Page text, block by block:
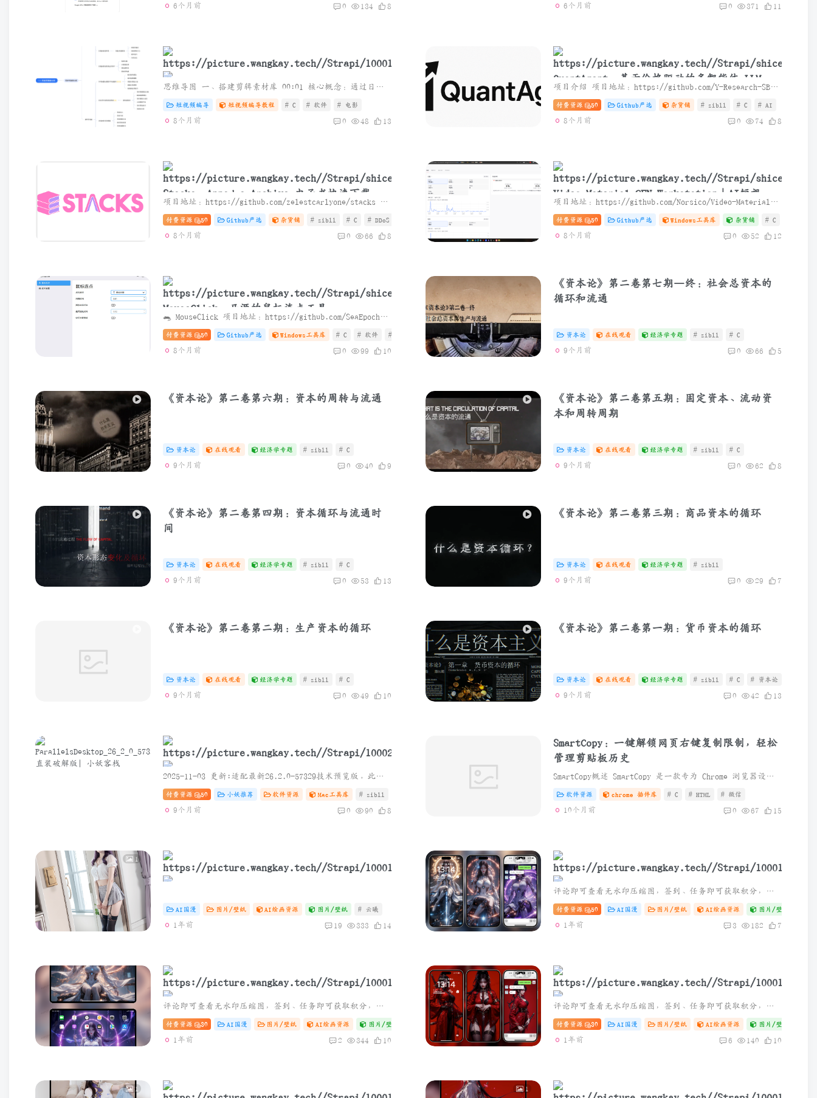
6个月前 0 134 8 6个月前 0 371 11
思维导图 一、搭建剪辑素材库 00:01 核心概念：通过日常刷抖音积累点赞内容，将'喜欢列表'转化为个人素材库 搭建意义：为后续剪辑工作储备风格化素材，避免临时寻找素材的低效 1. 好看的画面 ...
短视频编导 短视频编导教程 # C # 软件 # 电影
8个月前 0 48 13
QuantAgent：基于价格驱动的多智能体 LLM 高
频交易分析系统
项目介绍 项目地址：https://github.com/Y-Research-SBU/QuantAgent QuantAgent 是一个基于多智能体（Multi-Agent）大语言模型架构的高频交易分析系统。它结合了技术指标、形态识别、趋势分析等...
付费资源 50 Github严选 杂货铺 # zibll # C # AI
8个月前 0 74 8
Stacks：Anna’s Archive 电子书快速下载的
轻量级管理器（支持Web界面与API）
项目地址：https://github.com/zelestcarlyone/stacks 概述 Stacks 是一个专为 Anna's Archive 打造的容器化下载队列管理器。它提供一个简洁的网页界面，可自动排队、管理与下载图书文件。支持 ...
付费资源 50 Github严选 杂货铺 # zibll # C # DDoS
8个月前 0 66 8
Video Material GEN Workstation｜AI短视频
生成与项目管理一体化工作站
项目地址：https://github.com/Norsico/Video-Materials-AutoGEN-Workstation Video Material GEN Workstation 一个集内容策划、AI文案自动生成、TTS 批量自动配音、(AI)图片素材合成、ASR自动...
付费资源 50 Github严选 Windows工具库 杂货铺 # C
8个月前 0 52 12
MouseClick：开源的鼠标连点工具
🐀 MouseClick 项目地址：https://github.com/SeaEpoch/MouseClick 🎉 项目重构 第二代更新了，使用 Qt6 Widget 对项目进行了完全重构，相较于之前的代码，这次的代码质量有明显提升。并且，这...
付费资源 50 Github严选 Windows工具库 # C # 软件 # Mac
8个月前 0 99 10
《资本论》第二卷第七期—终：社会总资本的
循环和流通
资本论 在线观看 经济学专题 # zibll # C
9个月前 0 66 5
《资本论》第二卷第六期：资本的周转与流通
资本论 在线观看 经济学专题 # zibll # C
9个月前 0 40 9
《资本论》第二卷第五期：固定资本、流动资
本和周转周期
资本论 在线观看 经济学专题 # zibll # C
9个月前 0 62 8
《资本论》第二卷第四期：资本循环与流通时
间
资本论 在线观看 经济学专题 # zibll # C
9个月前 0 53 13
《资本论》第二卷第三期：商品资本的循环
资本论 在线观看 经济学专题 # zibll
9个月前 0 29 7
《资本论》第二卷第二期：生产资本的循环
资本论 在线观看 经济学专题 # zibll # C
9个月前 0 49 10
《资本论》第二卷第一期：货币资本的循环
资本论 在线观看 经济学专题 # zibll # C # 资本论
9个月前 0 42 13
ParallelsDesktop_26_2_0_57329_Release_2025_11_03
直装破解版
2025-11-03 更新:适配最新26.2.0-57329技术预览版。此版本安装直接覆盖即可，无需考虑太多 相对于官方dmg，优化了以下内容: 1. 安装时不再强制检查是否有更新的版本。 2. 不再显...
付费资源 50 小妖推荐 软件资源 Mac工具库 # zibll
9个月前 0 90 8
SmartCopy：一键解锁网页右键复制限制，轻松
管理剪贴板历史
SmartCopy概述 SmartCopy 是一款专为 Chrome 浏览器设计的扩展工具，能够一键解除网页对复制、右键、选区和粘贴的种种限制，帮助用户在受限页面中自由复制内容。它还支持多格式标签页信息...
软件资源 chrome 插件库 # C # HTML # 微信
10个月前 0 67 15
1
云曦 | 现代性感风壁纸
AI国漫 图片/壁纸 AI绘画资源 图片/壁纸 # 云曦
1年前 19 333 14
1
完美世界 | 火灵儿竖屏机甲风壁纸
评论即可查看无水印压缩图，签到、任务即可获取积分，下载原图。也可通过微信小程序《小妖客栈》获取
付费资源 50 AI国漫 图片/壁纸 AI绘画资源 图片/壁纸
1年前 3 182 7
完美世界 | 火灵儿横屏机甲风壁纸
评论即可查看无水印压缩图，签到、任务即可获取积分，下载原图。也可通过微信小程序《小妖客栈》获取
付费资源 30 AI国漫 图片/壁纸 AI绘画资源 图片/壁纸 # zibll # 微信 # 火灵儿
1年前 2 344 10
1
AI国漫-完美世界清漪横屏壁纸
评论即可查看无水印压缩图，签到、任务即可获取积分，下载原图
付费资源 30 AI国漫 图片/壁纸 AI绘画资源 图片/壁纸
1年前 6 140 10
1 1